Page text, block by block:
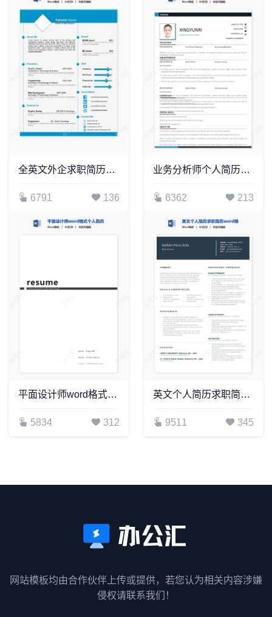
全英文外企求职简历word简历模板(4)
6791 136
业务分析师个人简历英文模板word简历模板
6362 213
平面设计师word格式个人简历模板
5834 312
英文个人简历求职简历word模板共2页(2)
9511 345
网站模板均由合作伙伴上传或提供，若您认为相关内容涉嫌
侵权请联系我们！